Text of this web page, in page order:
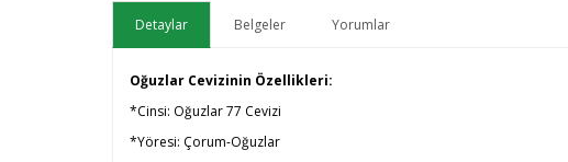
Detaylar Belgeler Yorumlar
Oğuzlar Cevizinin Özellikleri:
*Cinsi: Oğuzlar 77 Cevizi
*Yöresi: Çorum-Oğuzlar